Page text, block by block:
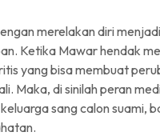
merelakan diri
Ketika Mawar hendak
yang bisa membuat
di sinilah peran
sang calon suami,